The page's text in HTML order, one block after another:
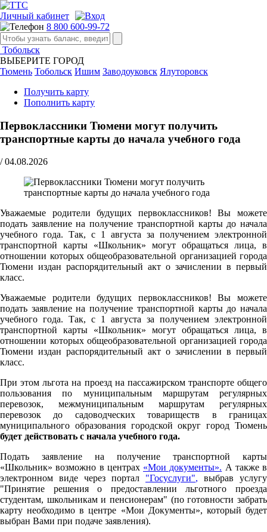
Личный кабинет
8 800 600-99-72
Тобольск
ВЫБЕРИТЕ ГОРОД
Тюмень Тобольск Ишим Заводоуковск Ялуторовск
Получить карту
Пополнить карту
Первоклассники Тюмени могут получить
транспортные карты до начала учебного года
/ 04.08.2026
Уважаемые родители будущих первоклассников! Вы можете
подать заявление на получение транспортной карты до начала
учебного года. Так, с 1 августа за получением электронной
транспортной карты «Школьник» могут обращаться лица, в
отношении которых общеобразовательной организацией города
Тюмени издан распорядительный акт о зачислении в первый
класс.
Уважаемые родители будущих первоклассников! Вы можете
подать заявление на получение транспортной карты до начала
учебного года. Так, с 1 августа за получением электронной
транспортной карты «Школьник» могут обращаться лица, в
отношении которых общеобразовательной организацией города
Тюмени издан распорядительный акт о зачислении в первый
класс.
При этом льгота на проезд на пассажирском транспорте общего
пользования по муниципальным маршрутам регулярных
перевозок, межмуниципальным маршрутам регулярных
перевозок до садоводческих товариществ в границах
муниципального образования городской округ город Тюмень
будет действовать с начала учебного года.
Подать заявление на получение транспортной карты
«Школьник» возможно в центрах «Мои документы». А также в
электронном виде через портал "Госуслуги", выбрав услугу
"Принятие решения о предоставлении льготного проезда
студентам, школьникам и пенсионерам" (по готовности забрать
карту необходимо в центре «Мои Документы», который будет
выбран Вами при подаче заявления).